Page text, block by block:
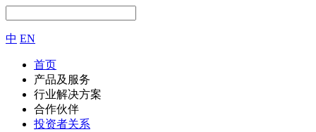
中 EN
首页
产品及服务
行业解决方案
合作伙伴
投资者关系